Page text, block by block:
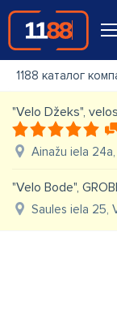
1188 каталог
"Velo Džeks",
Ainažu iela
"Velo Bode",
Saules iela 25,